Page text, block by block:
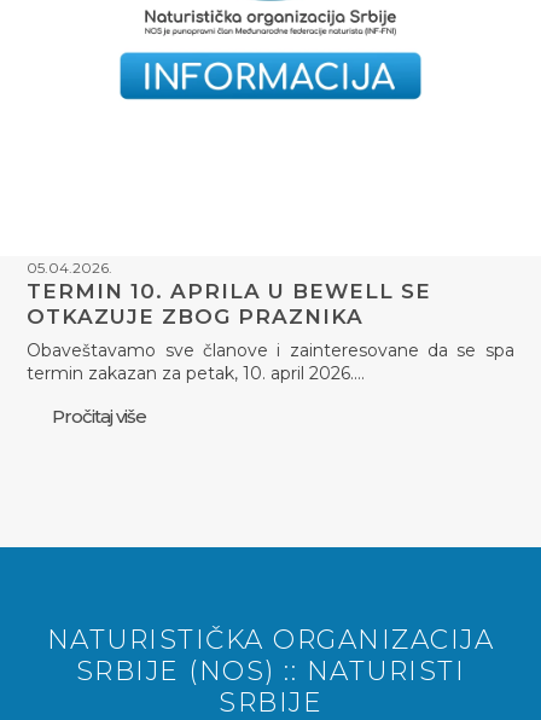
05.04.2026.
TERMIN 10. APRILA U BEWELL SE
OTKAZUJE ZBOG PRAZNIKA
Obaveštavamo sve članove i zainteresovane da se spa
termin zakazan za petak, 10. april 2026.…
Pročitaj više
NATURISTIČKA ORGANIZACIJA
SRBIJE (NOS) :: NATURISTI
SRBIJE